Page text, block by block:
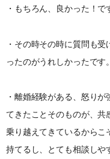
・もちろん、良かった！で
・その時その時に質問も
ったのがうれしかったです。
・離婚経験がある、 怒りが
てきたことそのものが、共
乗り越えてきているからこ
持てるし、とても相談しや